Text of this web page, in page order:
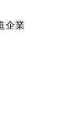
企業